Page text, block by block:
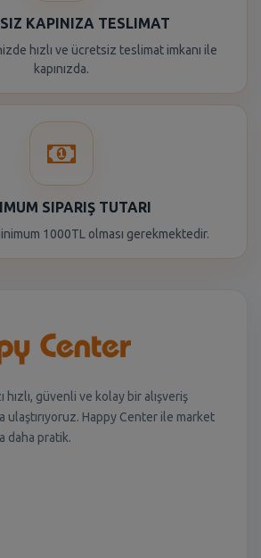
KAPINIZA TESLIMAT
hızlı ve ücretsiz teslimat imkanı ile
kapınızda.
SIPARIŞ TUTARI
1000TL olması gerekmektedir.
hızlı, güvenli ve kolay bir alışveriş
ulaştırıyoruz. Happy Center ile market
daha pratik.